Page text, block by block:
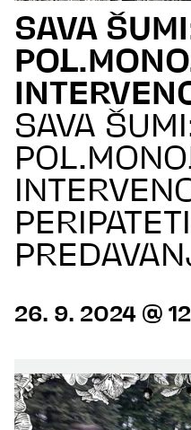
SAVA
SAVA
26. 9. 2024 @